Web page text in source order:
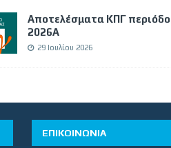
Αποτελέσματα ΚΠΓ
2026Α
29 Ιουλίου 2026
ΕΠΙΚΟΙΝΩΝΙΑ